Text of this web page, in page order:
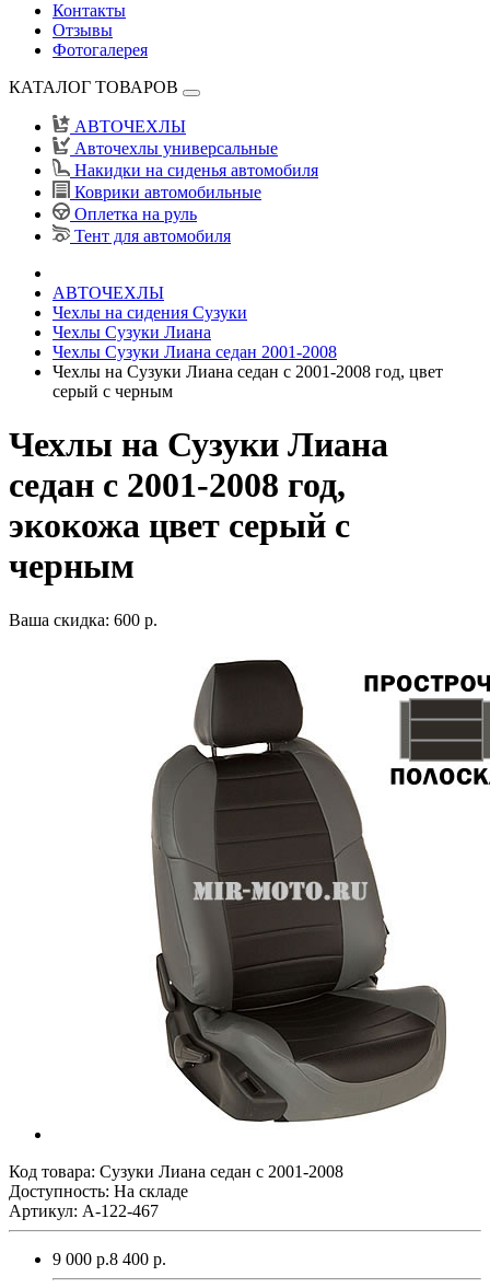
Контакты
Отзывы
Фотогалерея
КАТАЛОГ ТОВАРОВ
АВТОЧЕХЛЫ
Авточехлы универсальные
Накидки на сиденья автомобиля
Коврики автомобильные
Оплетка на руль
Тент для автомобиля
АВТОЧЕХЛЫ
Чехлы на сидения Сузуки
Чехлы Сузуки Лиана
Чехлы Сузуки Лиана седан 2001-2008
Чехлы на Сузуки Лиана седан с 2001-2008 год, цвет
серый с черным
Чехлы на Сузуки Лиана
седан с 2001-2008 год,
экокожа цвет серый с
черным
Ваша скидка: 600 р.
Код товара: Сузуки Лиана седан с 2001-2008
Доступность: На складе
Артикул: A-122-467
9 000 р.8 400 р.